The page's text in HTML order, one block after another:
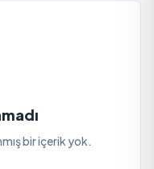
bir içerik yok.